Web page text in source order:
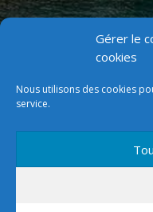
Gérer le
cookies
Nous utilisons des cookies
service.